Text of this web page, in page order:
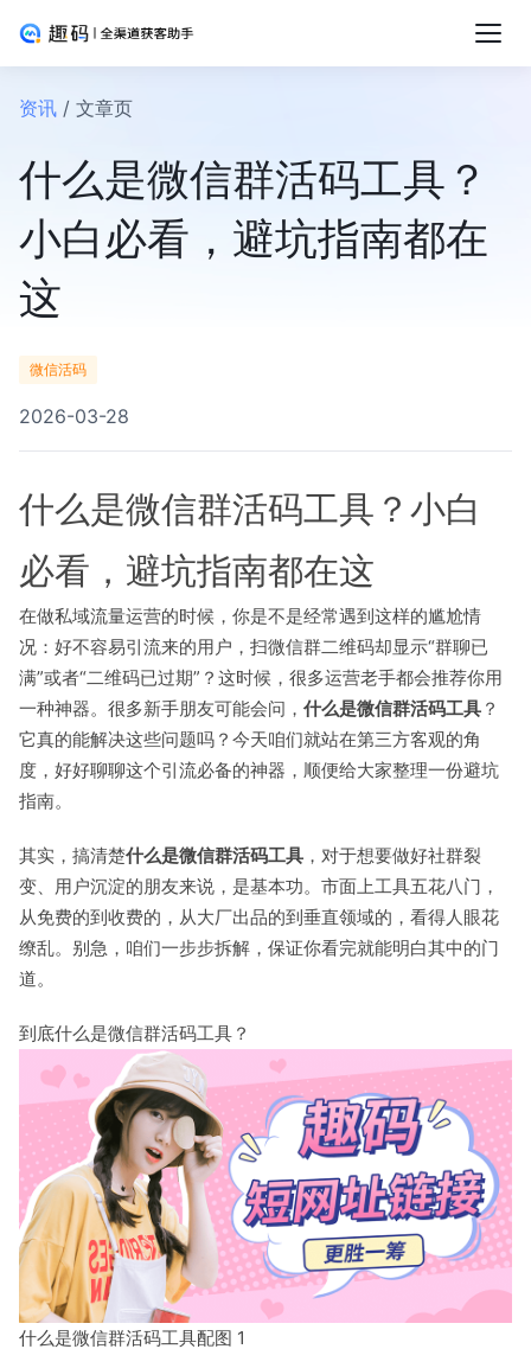
资讯 / 文章页
什么是微信群活码工具？
小白必看，避坑指南都在
这
微信活码
2026-03-28
什么是微信群活码工具？小白
必看，避坑指南都在这
在做私域流量运营的时候，你是不是经常遇到这样的尴尬情
况：好不容易引流来的用户，扫微信群二维码却显示“群聊已
满”或者“二维码已过期”？这时候，很多运营老手都会推荐你用
一种神器。很多新手朋友可能会问， 什么是微信群活码工具 ？
它真的能解决这些问题吗？今天咱们就站在第三方客观的角
度，好好聊聊这个引流必备的神器，顺便给大家整理一份避坑
指南。
其实，搞清楚什么是微信群活码工具 ，对于想要做好社群裂
变、用户沉淀的朋友来说，是基本功。市面上工具五花八门，
从免费的到收费的，从大厂出品的到垂直领域的，看得人眼花
缭乱。别急，咱们一步步拆解，保证你看完就能明白其中的门
道。
到底什么是微信群活码工具？
什么是微信群活码工具配图 1